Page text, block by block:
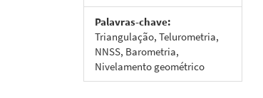
Palavras-chave:
Triangulação, Telurometria,
NNSS, Barometria,
Nivelamento geométrico